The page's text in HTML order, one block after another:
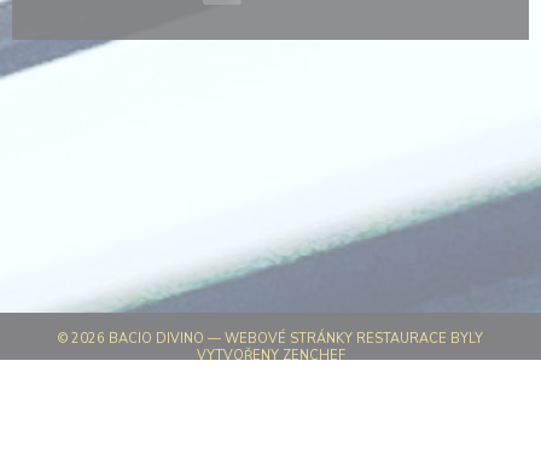
© 2026 BACIO DIVINO — WEBOVÉ STRÁNKY RESTAURACE BYLY
VYTVOŘENYZENCHEF((OTEVŘE SE V NOVÉM OKNĚ))